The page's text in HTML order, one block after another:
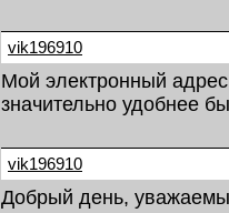
vik196910
Мой электронный
значительно удобнее
vik196910
Добрый день,